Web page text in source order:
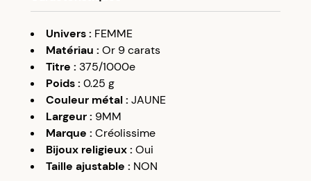
Univers: FEMME
Matériau : Or 9 carats
Titre : 375/1000e
Poids: 0.25 g
Couleur métal: JAUNE
Largeur: 9MM
Marque : Créolissime
Bijoux religieux: Oui
Taille ajustable : NON